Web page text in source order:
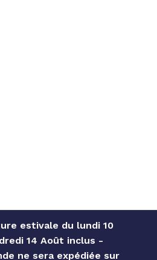
estivale du lundi 10
14 Août inclus -
ne sera expédiée sur
Réalisé parACS INFORMATIQUE